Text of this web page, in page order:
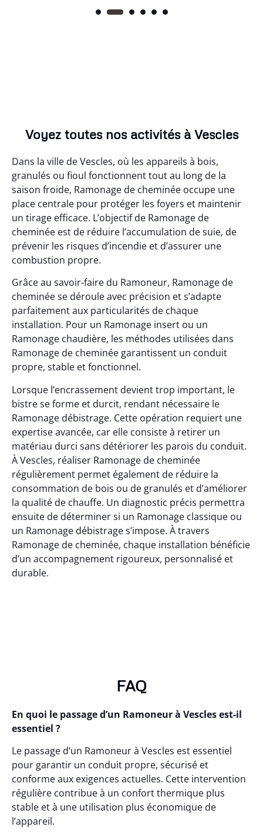
Voyez toutes nos activités à Vescles
Dans la ville de Vescles, où les appareils à bois,
granulés ou fioul fonctionnent tout au long de la
saison froide, Ramonage de cheminée occupe une
place centrale pour protéger les foyers et maintenir
un tirage efficace. L’objectif de Ramonage de
cheminée est de réduire l’accumulation de suie, de
prévenir les risques d’incendie et d’assurer une
combustion propre.
Grâce au savoir-faire du Ramoneur, Ramonage de
cheminée se déroule avec précision et s’adapte
parfaitement aux particularités de chaque
installation. Pour un Ramonage insert ou un
Ramonage chaudière, les méthodes utilisées dans
Ramonage de cheminée garantissent un conduit
propre, stable et fonctionnel.
Lorsque l’encrassement devient trop important, le
bistre se forme et durcit, rendant nécessaire le
Ramonage débistrage. Cette opération requiert une
expertise avancée, car elle consiste à retirer un
matériau durci sans détériorer les parois du conduit.
À Vescles, réaliser Ramonage de cheminée
régulièrement permet également de réduire la
consommation de bois ou de granulés et d’améliorer
la qualité de chauffe. Un diagnostic précis permettra
ensuite de déterminer si un Ramonage classique ou
un Ramonage débistrage s’impose. À travers
Ramonage de cheminée, chaque installation bénéficie
d’un accompagnement rigoureux, personnalisé et
durable.
FAQ
En quoi le passage d’un Ramoneur à Vescles est-il
essentiel ?
Le passage d’un Ramoneur à Vescles est essentiel
pour garantir un conduit propre, sécurisé et
conforme aux exigences actuelles. Cette intervention
régulière contribue à un confort thermique plus
stable et à une utilisation plus économique de
l’appareil.